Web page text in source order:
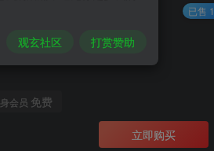
诉插件
看
会员 免费
立即购买
已售 1
观玄社区 打赏赞助